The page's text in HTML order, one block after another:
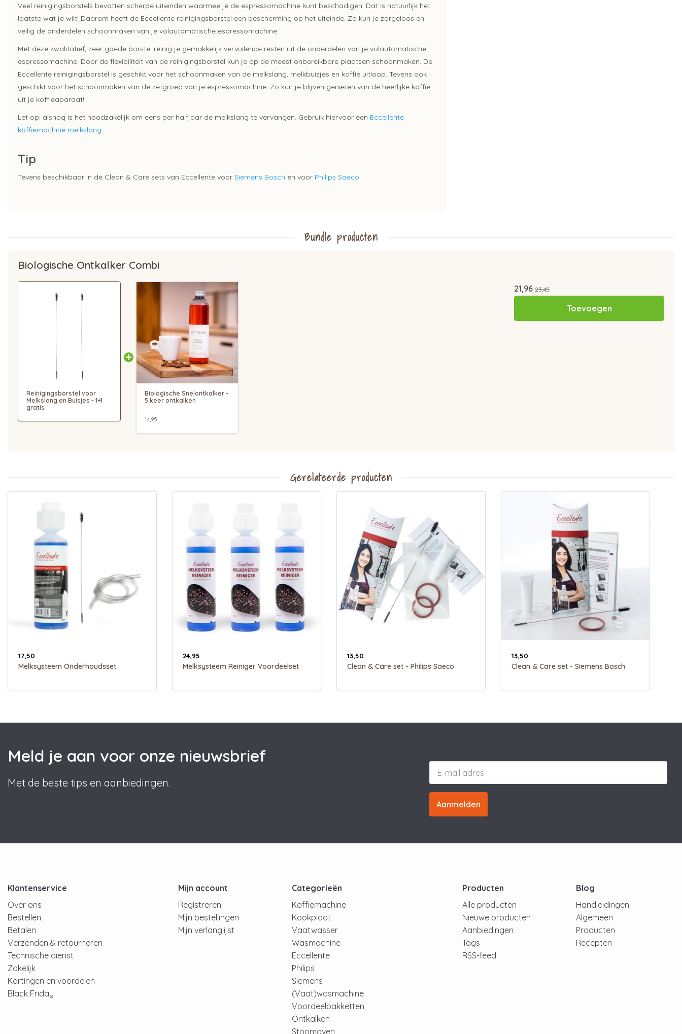
Veel reinigingsborstels bevatten scherpe uiteinden waarmee je de espressomachine kunt beschadigen. Dat is natuurlijk het
laatste wat je wilt! Daarom heeft de Eccellente reinigingsborstel een bescherming op het uiteinde. Zo kun je zorgeloos en
veilig de onderdelen schoonmaken van je volautomatische espressomachine.
Met deze kwalitatief, zeer goede borstel reinig je gemakkelijk vervuilende resten uit de onderdelen van je volautomatische
espressomachine. Door de flexibiliteit van de reinigingsborstel kun je op de meest onbereikbare plaatsen schoonmaken. De
Eccellente reinigingsborstel is geschikt voor het schoonmaken van de melkslang, melkbuisjes en koffie uitloop. Tevens ook
geschikt voor het schoonmaken van de zetgroep van je espressomachine. Zo kun je blijven genieten van de heerlijke koffie
uit je koffieaparaat!
Let op: alsnog is het noodzakelijk om eens per halfjaar de melkslang te vervangen. Gebruik hiervoor een Eccellente
koffiemachine melkslang
Tip
Tevens beschikbaar in de Clean & Care sets van Eccellente voor Siemens Bosch en voor Philips Saeco.
Bundle producten
Biologische Ontkalker Combi
Reinigingsborstel voor
Melkslang en Buisjes - 1+1
gratis
Biologische Snelontkalker -
5 keer ontkalken
14,95
21,96 23,45
Toevoegen
Gerelateerde producten
17,50
Melksysteem Onderhoudsset
24,95
Melksysteem Reiniger Voordeelset
13,50
Clean & Care set - Philips Saeco
13,50
Clean & Care set - Siemens Bosch
Meld je aan voor onze nieuwsbrief
Met de beste tips en aanbiedingen.
Aanmelden
Klantenservice
Over ons
Bestellen
Betalen
Verzenden & retourneren
Technische dienst
Zakelijk
Kortingen en voordelen
Black Friday
Mijn account
Registreren
Mijn bestellingen
Mijn verlanglijst
Categorieën
Koffiemachine
Kookplaat
Vaatwasser
Wasmachine
Eccellente
Philips
Siemens
(Vaat)wasmachine
Voordeelpakketten
Ontkalken
Stoomoven
Producten
Alle producten
Nieuwe producten
Aanbiedingen
Tags
RSS-feed
Blog
Handleidingen
Algemeen
Producten
Recepten